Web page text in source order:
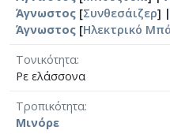
Άγνωστος [Συνθεσάιζερ] |
Άγνωστος [Ηλεκτρικό
Τονικότητα
Ρε ελάσσονα
Τροπικότητα
Μινόρε